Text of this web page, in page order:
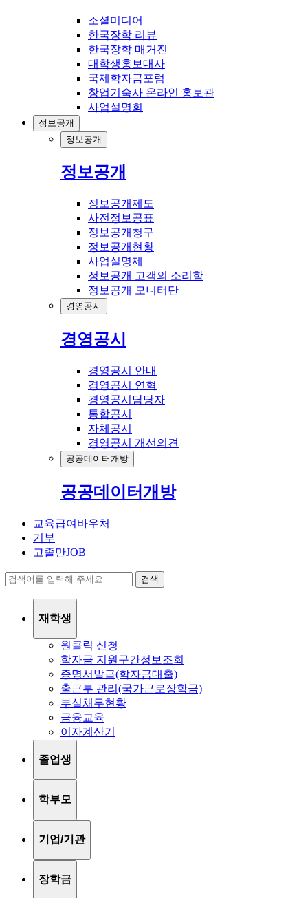
소셜미디어
한국장학 리뷰
한국장학 매거진
대학생홍보대사
국제학자금포럼
창업기숙사 온라인 홍보관
사업설명회
정보공개
정보공개
정보공개
정보공개제도
사전정보공표
정보공개청구
정보공개현황
사업실명제
정보공개 고객의 소리함
정보공개 모니터단
경영공시
경영공시
경영공시 안내
경영공시 연혁
경영공시담당자
통합공시
자체공시
경영공시 개선의견
공공데이터개방
공공데이터개방
교육급여바우처
기부
고졸만JOB
검색
재학생
원클릭 신청
학자금 지원구간정보조회
증명서발급(학자금대출)
출근부 관리(국가근로장학금)
부실채무현황
금융교육
이자계산기
졸업생
학부모
기업/기관
장학금